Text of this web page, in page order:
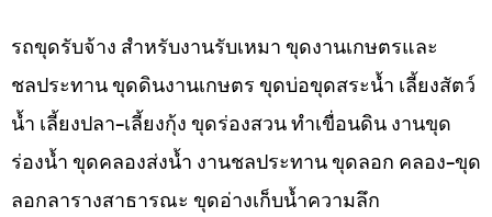
รถขุดรับจ้าง สำหรับงานรับเหมา ขุดงานเกษตรและ
ชลประทาน ขุดดินงานเกษตร ขุดบ่อขุดสระน้ำ เลี้ยงสัตว์
น้ำ เลี้ยงปลา-เลี้ยงกุ้ง ขุดร่องสวน ทำเขื่อนดิน งานขุด
ร่องน้ำ ขุดคลองส่งน้ำ งานชลประทาน ขุดลอก คลอง-ขุด
ลอกลารางสาธารณะ ขุดอ่างเก็บน้ำความลึก